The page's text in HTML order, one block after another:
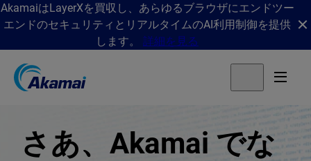
AkamaiはLayerXを買収し、あらゆるブラウザにエンドツー
エンドのセキュリティとリアルタイムのAI利用制御を提供
します。 詳細を見る
さあ、Akamai でな